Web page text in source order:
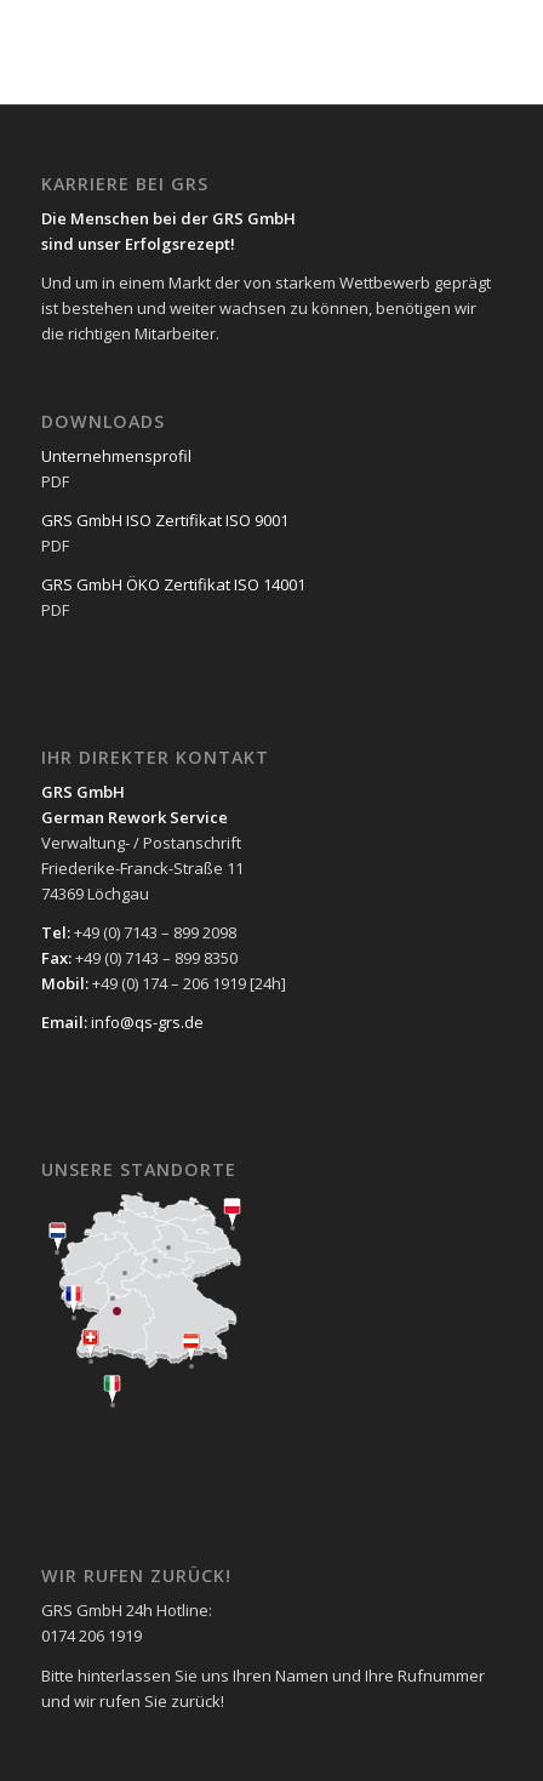
KARRIERE BEI GRS
Die Menschen bei der GRS GmbH
sind unser Erfolgsrezept!
Und um in einem Markt der von starkem Wettbewerb geprägt
ist bestehen und weiter wachsen zu können, benötigen wir
die richtigen Mitarbeiter.
DOWNLOADS
Unternehmensprofil
PDF
GRS GmbH ISO Zertifikat ISO 9001
PDF
GRS GmbH ÖKO Zertifikat ISO 14001
PDF
IHR DIREKTER KONTAKT
GRS GmbH
German Rework Service
Verwaltung- / Postanschrift
Friederike-Franck-Straße 11
74369 Löchgau
Tel:+49 (0) 7143 – 899 2098
Fax:+49 (0) 7143 – 899 8350
Mobil:+49 (0) 174 – 206 1919 [24h]
Email:info@qs-grs.de
UNSERE STANDORTE
WIR RUFEN ZURÜCK!
GRS GmbH 24h Hotline:
0174 206 1919
Bitte hinterlassen Sie uns Ihren Namen und Ihre Rufnummer
und wir rufen Sie zurück!